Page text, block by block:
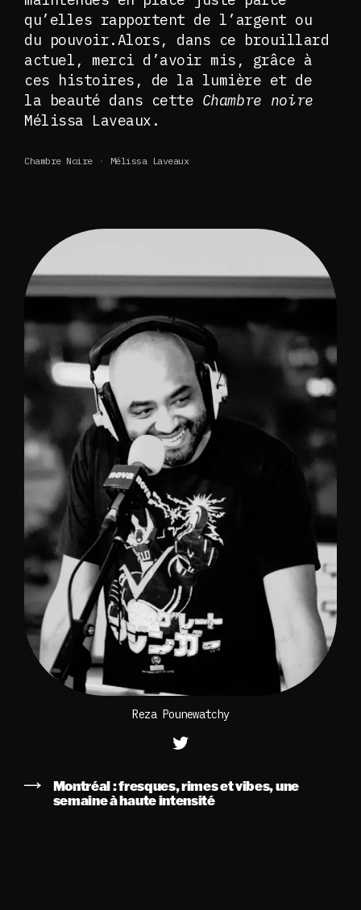
qu’elles rapportent de l’argent ou
du pouvoir.Alors, dans ce brouillard
actuel, merci d’avoir mis, grâce à
ces histoires, de la lumière et de
la beauté dans cette Chambre noire
Mélissa Laveaux.
Chambre Noire Mélissa Laveaux
Reza Pounewatchy
Montréal : fresques, rimes et vibes, une
semaine à haute intensité